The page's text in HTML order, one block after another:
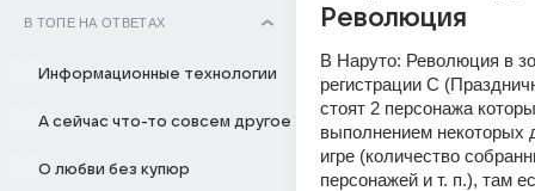
В ТОПЕ НА ОТВЕТАХ
Информационные технологии
А сейчас что-то совсем другое
О любви без купюр
Революция
В Наруто: Революция в
регистрации С
стоят 2 персонажа
выполнением некоторых
игре (количество
персонажей и т. п.), там